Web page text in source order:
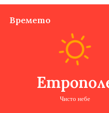
Времето
Чисто небе